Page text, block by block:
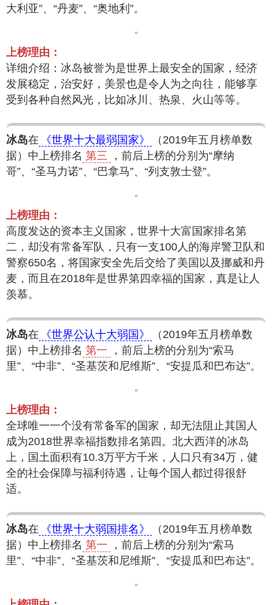
大利亚”、“丹麦”、“奥地利”。
上榜理由：
详细介绍：冰岛被誉为是世界上最安全的国家，经济
发展稳定，治安好，美景也是令人为之向往，能够享
受到各种自然风光，比如冰川、热泉、火山等等。
冰岛在 《世界十大最弱国家》
（2019年五月榜单数
据）中上榜排名 第三
，前后上榜的分别为“摩纳
哥”、“圣马力诺”、“巴拿马”、“列支敦士登”。
上榜理由：
高度发达的资本主义国家，世界十大富国家排名第
二，却没有常备军队，只有一支100人的海岸警卫队和
警察650名，将国家安全先后交给了美国以及挪威和丹
麦，而且在2018年是世界第四幸福的国家，真是让人
羡慕。
冰岛在 《世界公认十大弱国》
（2019年五月榜单数
据）中上榜排名 第一
，前后上榜的分别为“索马
里”、“中非”、“圣基茨和尼维斯”、“安提瓜和巴布达”。
上榜理由：
全球唯一一个没有常备军的国家，却无法阻止其国人
成为2018世界幸福指数排名第四。北大西洋的冰岛
上，国土面积有10.3万平方千米，人口只有34万，健
全的社会保障与福利待遇，让每个国人都过得很舒
适。
冰岛在 《世界十大弱国排名》
（2019年五月榜单数
据）中上榜排名 第一
，前后上榜的分别为“索马
里”、“中非”、“圣基茨和尼维斯”、“安提瓜和巴布达”。